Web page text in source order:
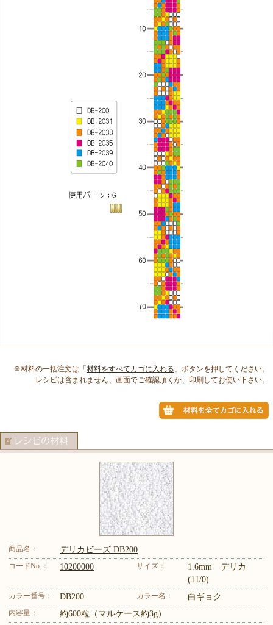
※材料の一括注文は「材料をすべてカゴに入れる 」ボタンを押してください。
レシピは含まれません、画面でご確認頂くか、印刷してお使い下さい。
商品名： デリカビーズ DB200
コードNo.： 10200000 サイズ：
1.6mm デリカ
(11/0)
カラー番号： DB200 カラー名： 白ギョク
内容量： 約600粒（マルケース約3g）